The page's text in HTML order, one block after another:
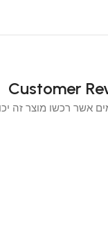
Customer
רכשו מוצר זה